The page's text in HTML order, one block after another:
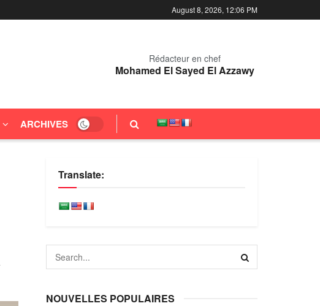
August 8, 2026, 12:06 PM
Rédacteur en chef
Mohamed El Sayed El Azzawy
ARCHIVES
Translate:
NOUVELLES POPULAIRES